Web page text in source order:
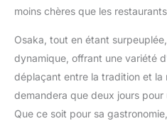
moins chères que les
Osaka, tout en étant
dynamique, offrant une variété
déplaçant entre la tradition et la
demandera que deux jours
Que ce soit pour sa